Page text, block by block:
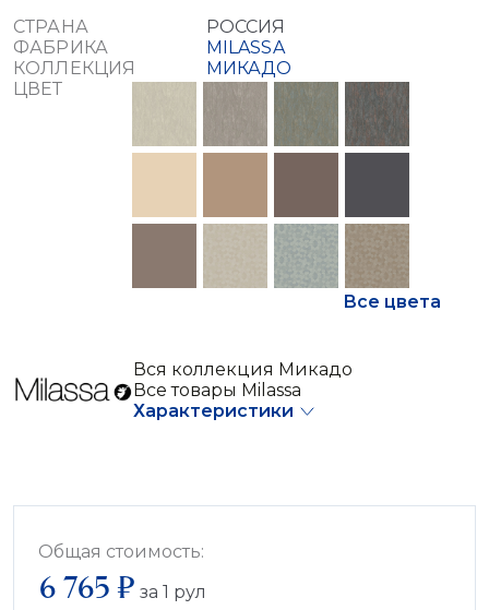
СТРАНА
РОССИЯ
ФАБРИКА
MILASSA
КОЛЛЕКЦИЯ
МИКАДО
ЦВЕТ
Все цвета
Вся коллекция Микадо
Все товары Milassa
Характеристики
Общая стоимость:
6 765 ₽ за 1 рул